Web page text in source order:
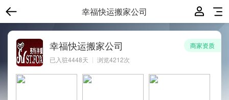
幸福快运搬家公司
商家资质
幸福快运搬家公司
已入驻4448天 浏览4212次